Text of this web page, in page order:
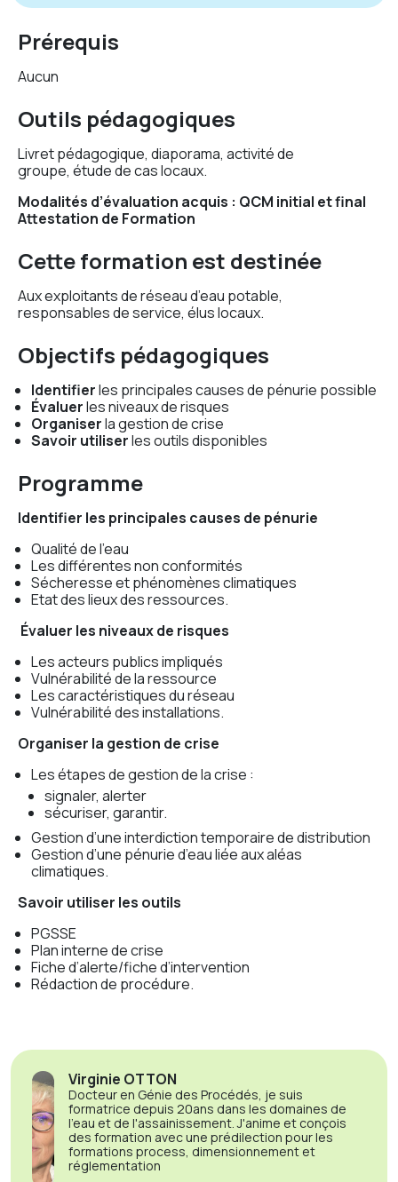
Prérequis
Aucun
Outils pédagogiques
Livret pédagogique, diaporama, activité de
groupe, étude de cas locaux.
Modalités d’évaluation acquis : QCM initial et final
Attestation de Formation
Cette formation est destinée
Aux exploitants de réseau d’eau potable,
responsables de service, élus locaux.
Objectifs pédagogiques
Identifierles principales causes de pénurie possible
Évaluerles niveaux de risques
Organiserla gestion de crise
Savoir utiliserles outils disponibles
Programme
Identifier les principales causes de pénurie
Qualité de l’eau
Les différentes non conformités
Sécheresse et phénomènes climatiques
Etat des lieux des ressources.
Évaluer les niveaux de risques
Les acteurs publics impliqués
Vulnérabilité de la ressource
Les caractéristiques du réseau
Vulnérabilité des installations.
Organiser la gestion de crise
Les étapes de gestion de la crise :
signaler, alerter
sécuriser, garantir.
Gestion d’une interdiction temporaire de distribution
Gestion d’une pénurie d’eau liée aux aléas
climatiques.
Savoir utiliser les outils
PGSSE
Plan interne de crise
Fiche d’alerte/fiche d’intervention
Rédaction de procédure.
Virginie OTTON
Docteur en Génie des Procédés, je suis
formatrice depuis 20ans dans les domaines de
l'eau et de l'assainissement. J'anime et conçois
des formation avec une prédilection pour les
formations process, dimensionnement et
réglementation